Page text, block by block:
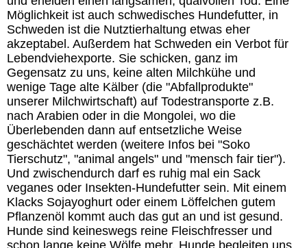
Möglichkeit ist auch schwedisches Hundefutter, in
Schweden ist die Nutztierhaltung etwas eher
akzeptabel. Außerdem hat Schweden ein Verbot für
Lebendviehexporte. Sie schicken, ganz im
Gegensatz zu uns, keine alten Milchkühe und
wenige Tage alte Kälber (die "Abfallprodukte"
unserer Milchwirtschaft) auf Todestransporte z.B.
nach Arabien oder in die Mongolei, wo die
Überlebenden dann auf entsetzliche Weise
geschächtet werden (weitere Infos bei "Soko
Tierschutz", "animal angels" und "mensch fair tier").
Und zwischendurch darf es ruhig mal ein Sack
veganes oder Insekten-Hundefutter sein. Mit einem
Klacks Sojayoghurt oder einem Löffelchen gutem
Pflanzenöl kommt auch das gut an und ist gesund.
Hunde sind keineswegs reine Fleischfresser und
schon lange keine Wölfe mehr. Hunde begleiten uns